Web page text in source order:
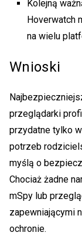
Kolejną
Hoverwatch
na wielu
Wnioski
przeglądarki
przydatne tylko
potrzeb
myślą o
Chociaż żadne
mSpy lub
zapewniającymi
ochronie.